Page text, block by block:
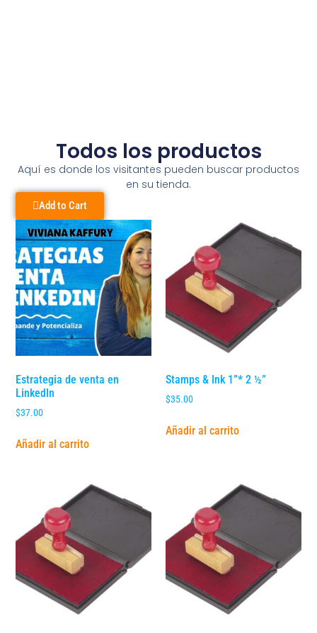
Todos los productos
Aquí es donde los visitantes pueden buscar productos
en su tienda.
Add to Cart
Estrategia de venta en
LinkedIn
$37.00
Añadir al carrito
Stamps & Ink 1”* 2 ½”
$35.00
Añadir al carrito